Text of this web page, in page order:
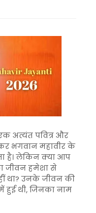
अत्यंत पवित्र और
भगवान महावीरके
है। लेकिन क्या आप
जीवन हमेशा से
था? उनके जीवन की
थी, जिनका नाम